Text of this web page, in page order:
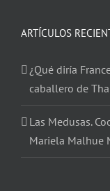
ARTÍCULOS
¿Qué diría
caballero de
Las Medusas.
Mariela Malhue